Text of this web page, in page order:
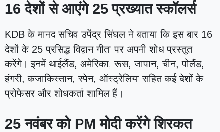
16 देशों से आएंगे 25 प्रख्यात स्कॉलर्स
KDB के मानद सचिव उपेंद्र सिंघल ने बताया कि इस बार 16
देशों के 25 प्रसिद्ध विद्वान गीता पर अपनी शोध प्रस्तुत
करेंगे। इनमें थाईलैंड, अमेरिका, रूस, जापान, चीन, पोलैंड,
हंगरी, कजाकिस्तान, स्पेन, ऑस्ट्रेलिया सहित कई देशों के
प्रोफेसर और शोधकर्ता शामिल हैं।
25 नवंबर को PM मोदी करेंगे शिरकत